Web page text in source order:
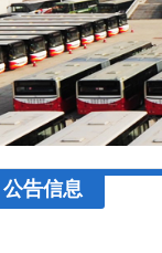
公告信息